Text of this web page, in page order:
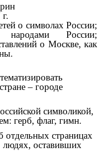
о символах России;
России;
о Москве, как
– городе
символикой,
герб, флаг, гимн.
отдельных страницах
оставивших